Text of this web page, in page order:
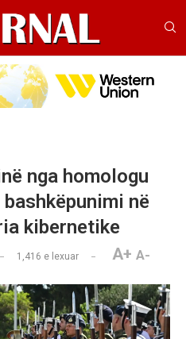
nga homologu
në
kibernetike
1,416 e lexuar A+ A-